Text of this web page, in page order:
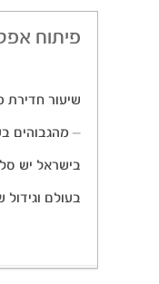
פיתוח
בעולם וגידול שנתי של